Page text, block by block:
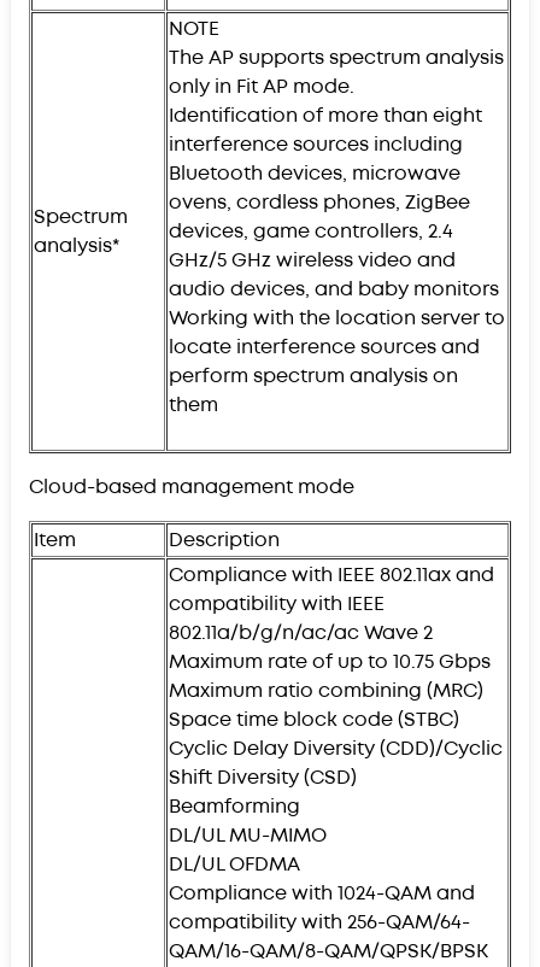
Spectrum
analysis*
NOTE
The AP supports spectrum analysis
only in Fit AP mode.
Identification of more than eight
interference sources including
Bluetooth devices, microwave
ovens, cordless phones, ZigBee
devices, game controllers, 2.4
GHz/5 GHz wireless video and
audio devices, and baby monitors
Working with the location server to
locate interference sources and
perform spectrum analysis on
them
Cloud-based management mode
Item
Description
Compliance with IEEE 802.11ax and
compatibility with IEEE
802.11a/b/g/n/ac/ac Wave 2
Maximum rate of up to 10.75 Gbps
Maximum ratio combining (MRC)
Space time block code (STBC)
Cyclic Delay Diversity (CDD)/Cyclic
Shift Diversity (CSD)
Beamforming
DL/UL MU-MIMO
DL/UL OFDMA
Compliance with 1024-QAM and
compatibility with 256-QAM/64-
QAM/16-QAM/8-QAM/QPSK/BPSK